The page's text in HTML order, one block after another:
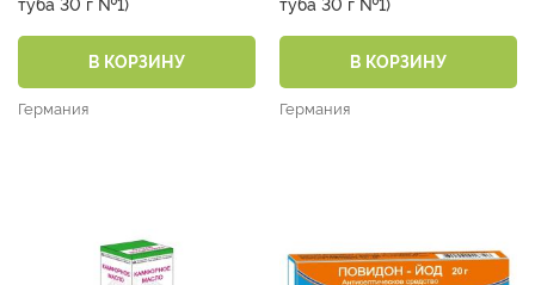
туба 30 г №1)
В КОРЗИНУ
Германия
туба 30 г №1)
В КОРЗИНУ
Германия